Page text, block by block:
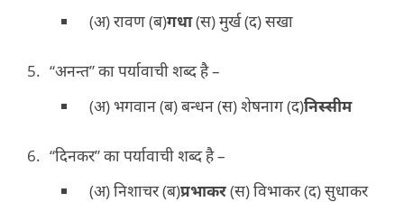
(अ) रावण (ब)गधा(स) मुर्ख (द) सखा
“अनन्त” का पर्यावाची शब्द है –
(अ) भगवान (ब) बन्धन (स) शेषनाग (द)निस्सीम
“दिनकर” का पर्यावाची शब्द है –
(अ) निशाचर (ब)प्रभाकर(स) विभाकर (द) सुधाकर